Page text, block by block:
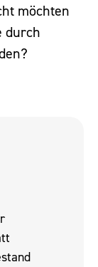
möchten
durch